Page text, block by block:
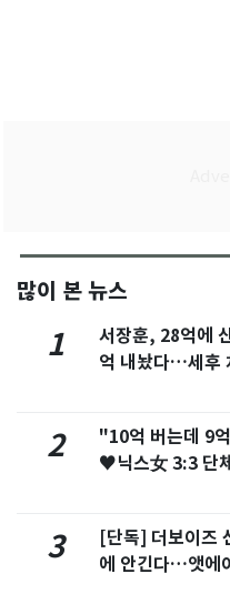
많이 본 뉴스
1
서장훈, 28억에
억 내놨다…세후
2
"10억 버는데 9
♥닉스女 3:3 단
3
[단독] 더보이즈
에 안긴다…앳에